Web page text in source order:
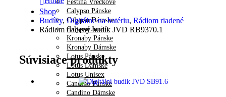
Festina Vreckové
Calypso Pánske
Calypso Dámske
Calypso Junior
Kronaby Pánske
Kronaby Dámske
Lotus Pánske
Lotus Dámske
Lotus Unisex
Candino Pánske
Candino Dámske
Shop
Budíky, Digitálne na batériu, Rádiom riadené
Rádiom riadený budík JVD RB9370.1
Súvisiace produkty